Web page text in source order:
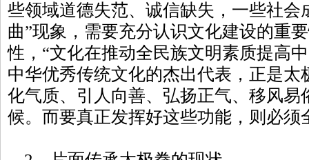
些领域道德失范、诚信缺失，一些社会
曲”现象，需要充分认识文化建设的重
性，“文化在推动全民族文明素质提高
中华优秀传统文化的杰出代表，正是太
化气质、引人向善、弘扬正气、移风易
候。而要真正发挥好这些功能，则必须